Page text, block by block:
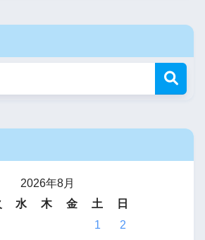
2026年8月
水 木 金 土
日
1
2